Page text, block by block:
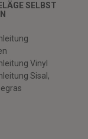
SELBST
Vinyl
Sisal,